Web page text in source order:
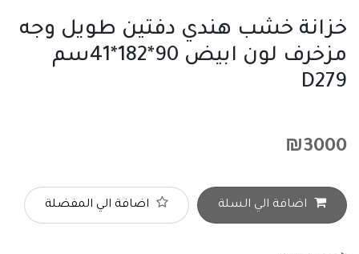
خزانة خشب هندي دفتين طويل وجه
مزخرف لون ابيض 90*182*41سم
D279
₪3000
اضافة الي السلة اضافة الي المفضلة